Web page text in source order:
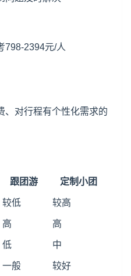
798-2394元/人
、对行程有个性化需求的
跟团游 定制小团
较低 较高
高 高
低 中
一般 较好